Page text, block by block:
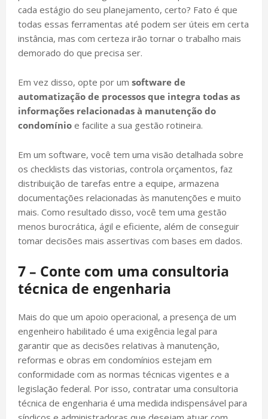
cada estágio do seu planejamento, certo? Fato é que
todas essas ferramentas até podem ser úteis em certa
instância, mas com certeza irão tornar o trabalho mais
demorado do que precisa ser.
Em vez disso, opte por um software de
automatização de processos que integra todas as
informações relacionadas à manutenção do
condomínio e facilite a sua gestão rotineira.
Em um software, você tem uma visão detalhada sobre
os checklists das vistorias, controla orçamentos, faz
distribuição de tarefas entre a equipe, armazena
documentações relacionadas às manutenções e muito
mais. Como resultado disso, você tem uma gestão
menos burocrática, ágil e eficiente, além de conseguir
tomar decisões mais assertivas com bases em dados.
7 – Conte com uma consultoria
técnica de engenharia
Mais do que um apoio operacional, a presença de um
engenheiro habilitado é uma exigência legal para
garantir que as decisões relativas à manutenção,
reformas e obras em condomínios estejam em
conformidade com as normas técnicas vigentes e a
legislação federal. Por isso, contratar uma consultoria
técnica de engenharia é uma medida indispensável para